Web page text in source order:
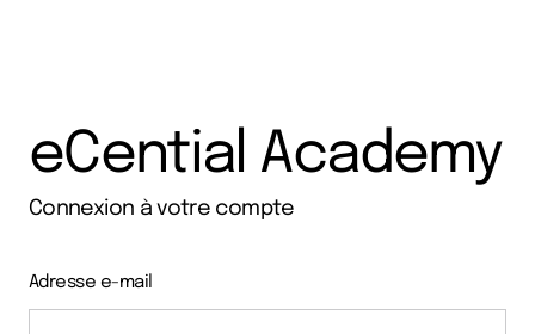
eCential Academy
Connexion à votre compte
Adresse e-mail